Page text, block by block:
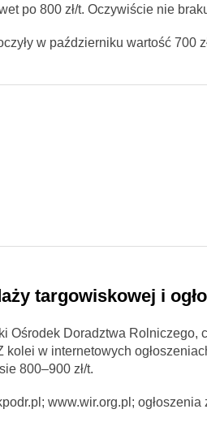
po 800 zł/t. Oczywiście nie
w październiku wartość 700
targowiskowej i
Ośrodek Doradztwa Rolniczego,
kolei w internetowych
800–900 zł/t.
www.wir.org.pl;